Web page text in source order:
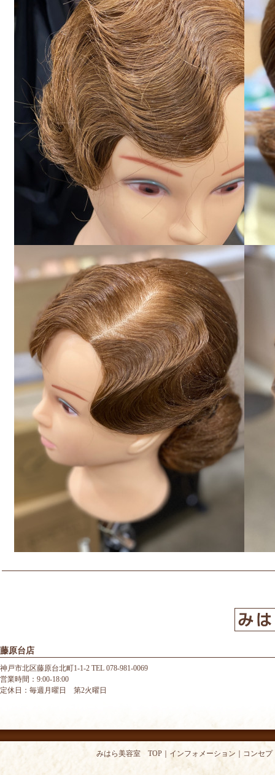
藤原台店
神戸市北区藤原台北町1-1-2 TEL 078-981-0069
営業時間：9:00-18:00
定休日：毎週月曜日 第2火曜日
みはら美容室 TOP インフォメーション コンセプ